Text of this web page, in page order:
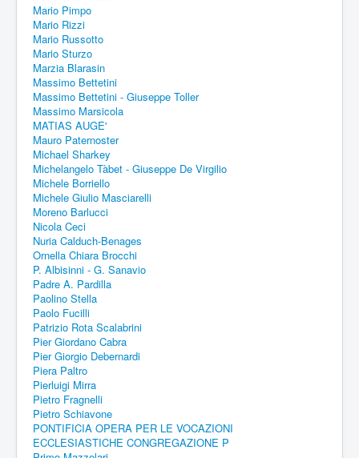
Mario Pimpo
Mario Rizzi
Mario Russotto
Mario Sturzo
Marzia Blarasin
Massimo Bettetini
Massimo Bettetini - Giuseppe Toller
Massimo Marsicola
MATIAS AUGE'
Mauro Paternoster
Michael Sharkey
Michelangelo Tàbet - Giuseppe De Virgilio
Michele Borriello
Michele Giulio Masciarelli
Moreno Barlucci
Nicola Ceci
Nuria Calduch-Benages
Ornella Chiara Brocchi
P. Albisinni - G. Sanavio
Padre A. Pardilla
Paolino Stella
Paolo Fucilli
Patrizio Rota Scalabrini
Pier Giordano Cabra
Pier Giorgio Debernardi
Piera Paltro
Pierluigi Mirra
Pietro Fragnelli
Pietro Schiavone
PONTIFICIA OPERA PER LE VOCAZIONI
ECCLESIASTICHE CONGREGAZIONE P